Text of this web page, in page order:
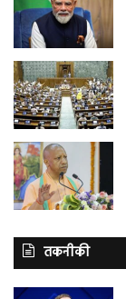
तकनीकी